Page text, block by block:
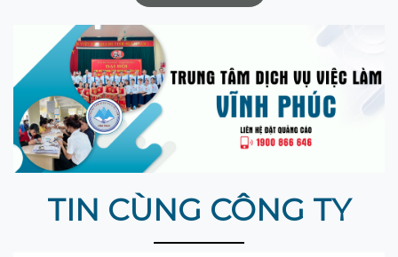
TIN CÙNG CÔNG TY